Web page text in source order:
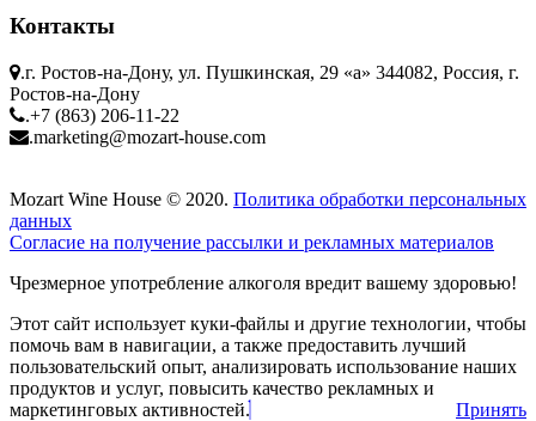
Контакты
г. Ростов-на-Дону, ул. Пушкинская, 29 «а» 344082, Россия, г.
Ростов-на-Дону
+7 (863) 206-11-22
marketing@mozart-house.com
Mozart Wine House © 2020. Политика обработки персональных
данных
Согласие на получение рассылки и рекламных материалов
Чрезмерное употребление алкоголя вредит вашему здоровью!
Этот сайт использует куки-файлы и другие технологии, чтобы
помочь вам в навигации, а также предоставить лучший
пользовательский опыт, анализировать использование наших
продуктов и услуг, повысить качество рекламных и
маркетинговых активностей.
Принять